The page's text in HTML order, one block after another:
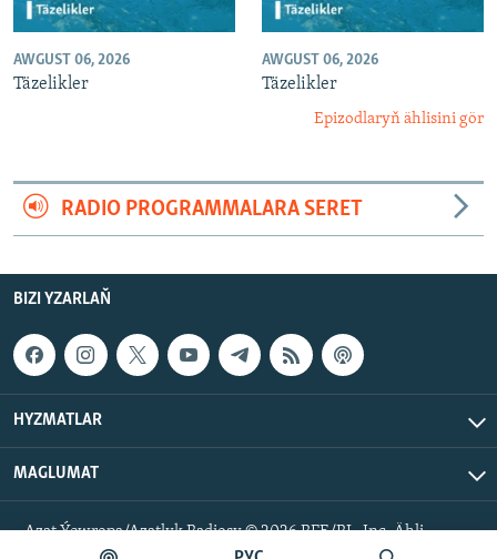
AWGUST 06, 2026
Täzelikler
AWGUST 06, 2026
Täzelikler
Epizodlaryň ählisini gör
RADIO PROGRAMMALARA SERET
BIZI YZARLAŇ
HYZMATLAR
MAGLUMAT
Azat Ýewropa/Azatlyk Radiosy © 2026 RFE/RL, Inc. Ähli
hukuklar goralan.